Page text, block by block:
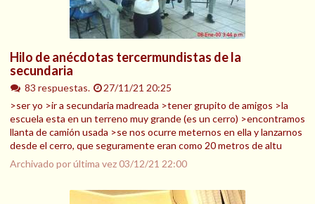
Hilo de anécdotas tercermundistas de la
secundaria
83 respuestas.
27/11/21 20:25
>ser yo >ir a secundaria madreada >tener grupito de amigos >la
escuela esta en un terreno muy grande (es un cerro) >encontramos
llanta de camión usada >se nos ocurre meternos en ella y lanzarnos
desde el cerro, que seguramente eran como 20 metros de altu
Archivado por última vez03/12/21 22:00